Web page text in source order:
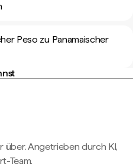
Peso zu Panamaischer
über. Angetrieben durch KI,
Team.